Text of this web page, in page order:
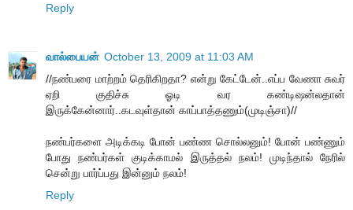
Reply
வால்பையன் October 13, 2009 at 11:03 AM
//நண்பரை மாற்றம் தெரிகிறதா? என்று கேட்டேன்..எப்ப வேணா சுவர்
ஏறி குதிச்சு ஓடி வர கண்டிஷன்லதான்
இருக்கேன்னார்..கடவுள்தான் காப்பாத்தணும்(முடிஞ்சா)//
நண்பர்களை அடிக்கடி போன் பண்ண சொல்லனும்! போன் பண்ணும்
போது நண்பர்கள் குடிக்காமல் இருத்தல் நலம்! முடிந்தால் நேரில்
சென்று பார்ப்பது இன்னும் நலம்!
Reply